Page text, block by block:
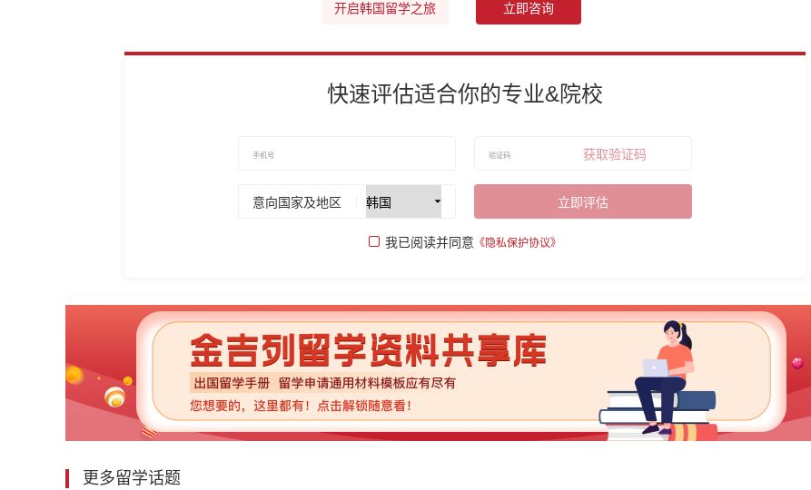
开启韩国留学之旅 立即咨询
快速评估适合你的专业&院校
获取验证码
意向国家及地区 立即评估
我已阅读并同意 《隐私保护协议》
更多留学话题